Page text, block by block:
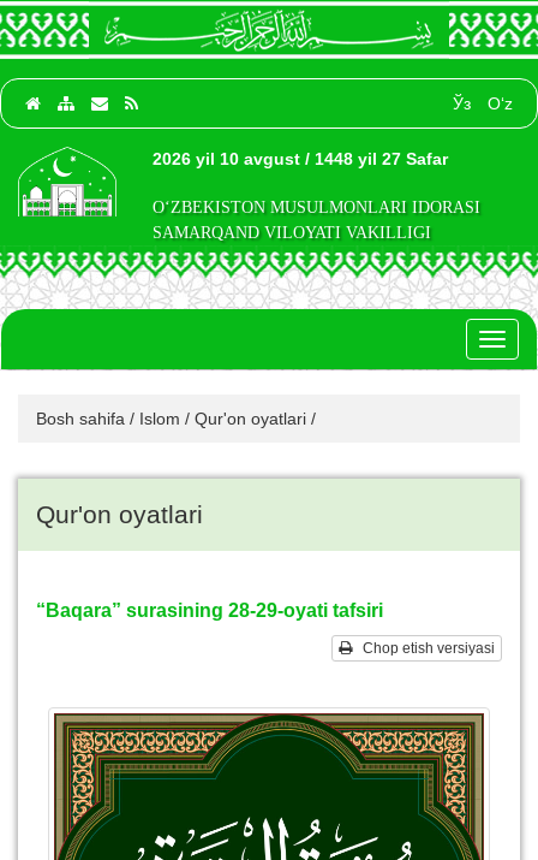
Ўз O‘z
2026 yil 10 avgust / 1448 yil 27 Safar
O‘ZBEKISTON MUSULMONLARI IDORASI
SAMARQAND VILOYATI VAKILLIGI
Bosh sahifa / Islom / Qur'on oyatlari /
Qur'on oyatlari
“Baqara” surasining 28-29-oyati tafsiri
Chop etish versiyasi